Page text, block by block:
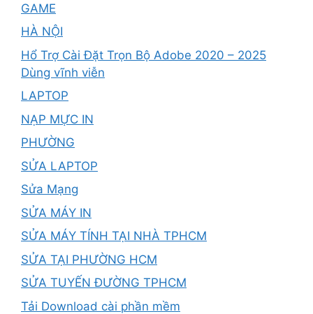
GAME
HÀ NỘI
Hổ Trợ Cài Đặt Trọn Bộ Adobe 2020 – 2025
Dùng vĩnh viễn
LAPTOP
NẠP MỰC IN
PHƯỜNG
SỬA LAPTOP
Sửa Mạng
SỬA MÁY IN
SỬA MÁY TÍNH TẠI NHÀ TPHCM
SỬA TẠI PHƯỜNG HCM
SỬA TUYẾN ĐƯỜNG TPHCM
Tải Download cài phần mềm